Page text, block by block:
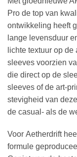
Pro de top van
ontwikkeling heeft
lange levensduur
lichte textuur op
sleeves voorzien
die direct op de
sleeves of de art-
stevigheid van
de casual- als de
Voor Aetherdrift
formule